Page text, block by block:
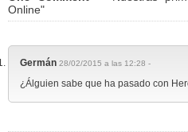
Online"
Germán 28/02/2015 a las 12:28 -
¿Álguien sabe que ha pasado con